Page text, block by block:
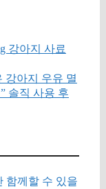
강아지 사료
강아지 우유 멸
솔직 사용 후
함께할 수 있을